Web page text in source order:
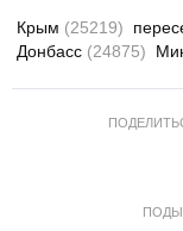
Крым (25219)
Донбасс (24875)